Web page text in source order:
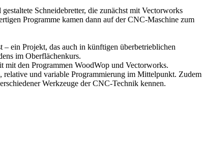
Schneidebretter, die zunächst mit Vectorworks
Programme kamen dann auf der CNC-Maschine zum
ein Projekt, das auch in künftigen überbetrieblichen
im Oberflächenkurs.
mit den Programmen WoodWop und Vectorworks.
relative und variable Programmierung im Mittelpunkt. Zudem
Werkzeuge der CNC-Technik kennen.